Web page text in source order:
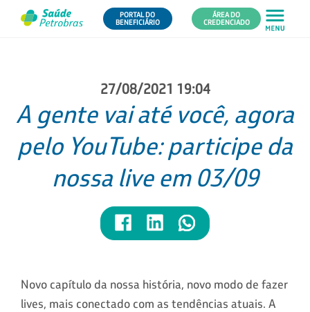
PORTAL DO
BENEFICIÁRIO
ÁREA DO
CREDENCIADO
27/08/2021 19:04
A gente vai até você, agora
pelo YouTube: participe da
nossa live em 03/09
Novo capítulo da nossa história, novo modo de fazer
lives, mais conectado com as tendências atuais. A